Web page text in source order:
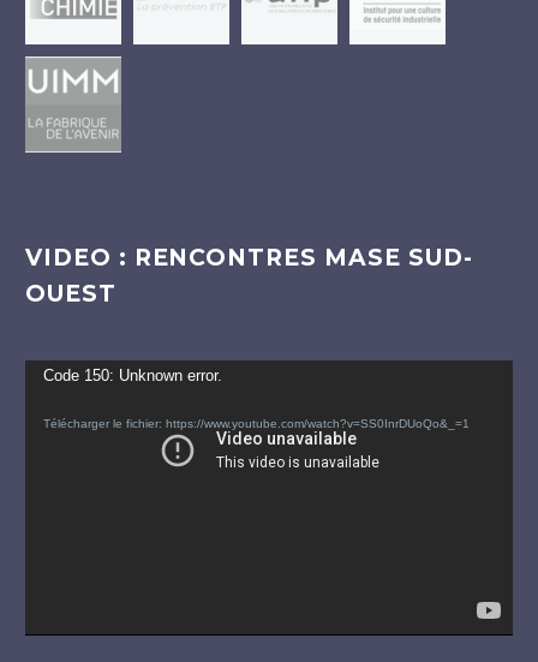
VIDEO : RENCONTRES MASE SUD-
OUEST
Lecteur
Code 150: Unknown error.
Télécharger le fichier: https://www.youtube.com/watch?v=SS0InrDUoQo&_=1